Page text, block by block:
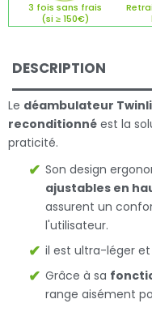
3 fois sans frais
(si ≥ 150€)
DESCRIPTION
Le déambulateur
reconditionné est la
praticité.
Son design
ajustables en
assurent un
l'utilisateur.
il est ultra-léger
Grâce à sa
range aisément